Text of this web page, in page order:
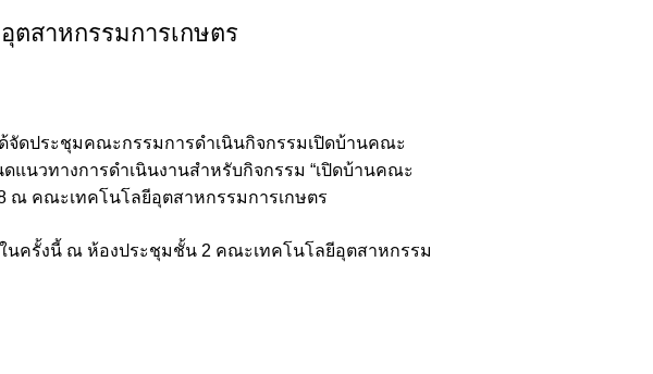
สาหกรรมการเกษตร
จัดประชุมคณะกรรมการดำเนินกิจกรรมเปิดบ้านคณะ
แนวทางการดำเนินงานสำหรับกิจกรรม “เปิดบ้านคณะ
ณ คณะเทคโนโลยีอุตสาหกรรมการเกษตร
นครั้งนี้ ณ ห้องประชุมชั้น 2 คณะเทคโนโลยีอุตสาหกรรม